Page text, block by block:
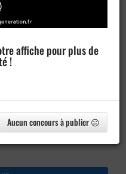
affiche pour plus de
!
Aucun concours à publier 😐